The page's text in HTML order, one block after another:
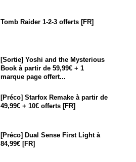
Tomb Raider 1-2-3 offerts [FR]
[Sortie] Yoshi and the Mysterious
Book à partir de 59,99€ + 1
marque page offert...
[Préco] Starfox Remake à partir de
49,99€ + 10€ offerts [FR]
[Préco] Dual Sense First Light à
84,99€ [FR]